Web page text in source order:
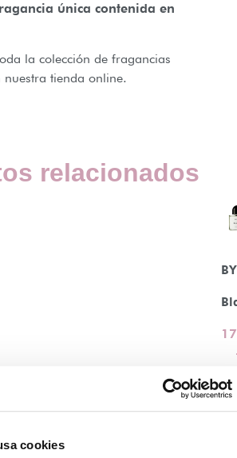
cookies
única contenida en
la colección de fragancias
nuestra tienda online.
relacionados